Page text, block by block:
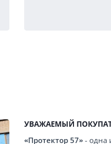
УВАЖАЕМЫЙ
«Протектор 57» - одна